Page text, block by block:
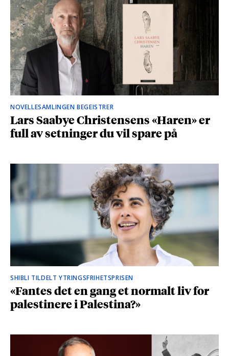
NOVELLESAMLINGEN BEGEISTRER
Lars Saabye Christensens «Haren» er
full av setninger du vil spare på
SHIBLI TILDELT YTRINGSFRIHETSPRISEN
«Fantes det en gang et normalt liv for
palestinere i Palestina?»